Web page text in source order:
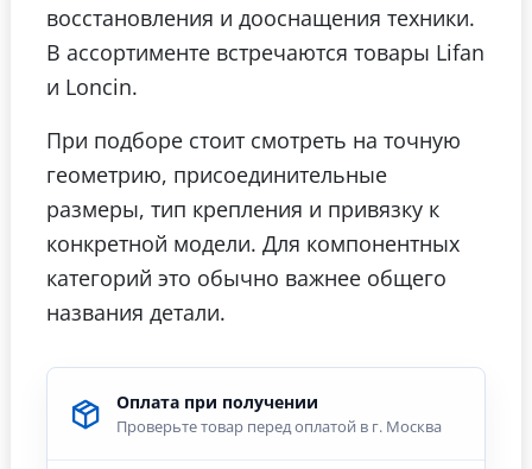
восстановления и дооснащения техники.
В ассортименте встречаются товары Lifan
и Loncin.
При подборе стоит смотреть на точную
геометрию, присоединительные
размеры, тип крепления и привязку к
конкретной модели. Для компонентных
категорий это обычно важнее общего
названия детали.
Оплата при получении
Проверьте товар перед оплатой в г. Москва